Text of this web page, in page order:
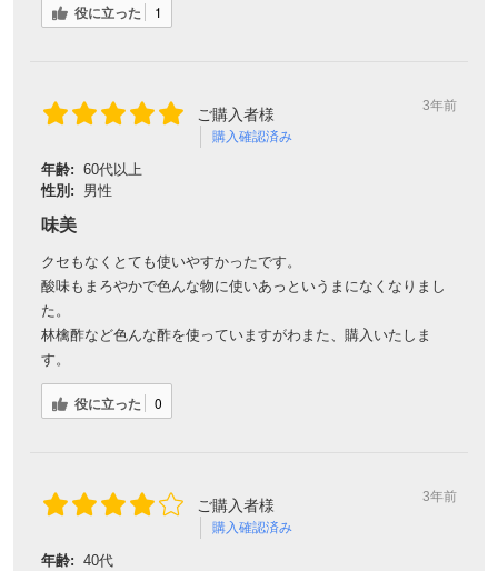
役に立った 1
ご購入者様
購入確認済み
3年前
年齢: 60代以上
性別:
男性
味美
クセもなくとても使いやすかったです。
酸味もまろやかで色んな物に使いあっというまになくなりまし
た。
林檎酢など色んな酢を使っていますがわまた、購入いたしま
す。
役に立った 0
ご購入者様
購入確認済み
3年前
年齢: 40代